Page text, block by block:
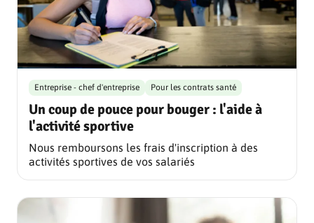
Un coup de pouce pour bouger : l'aide à
l'activité sportive
Entreprise - chef d'entreprise Pour les contrats santé
Nous remboursons les frais d'inscription à des
activités sportives de vos salariés